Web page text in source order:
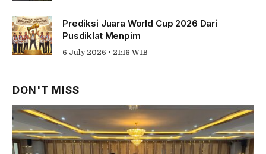
Prediksi Juara World Cup 2026 Dari
Pusdiklat Menpim
6 July 2026 • 21:16 WIB
DON'T MISS